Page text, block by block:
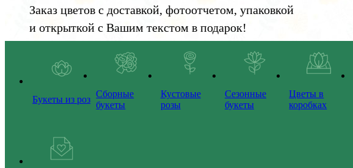
Заказ цветов с доставкой, фотоотчетом, упаковкой
и открыткой с Вашим текстом в подарок!
Букеты из роз
Сборные
букеты
Кустовые
розы
Сезонные
букеты
Цветы в
коробках